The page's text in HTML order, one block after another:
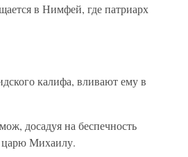
в Нимфей, где патриарх
калифа, вливают ему в
досадуя на беспечность
царю Михаилу.